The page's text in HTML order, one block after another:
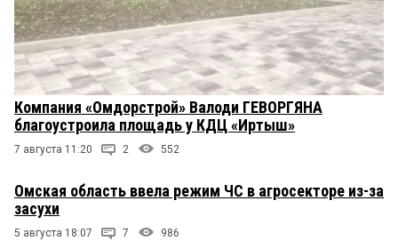
Компания «Омдорстрой» Валоди ГЕВОРГЯНА
благоустроила площадь у КДЦ «Иртыш»
7 августа 11:20 2 552
Омская область ввела режим ЧС в агросекторе из-за
засухи
5 августа 18:07 7 986